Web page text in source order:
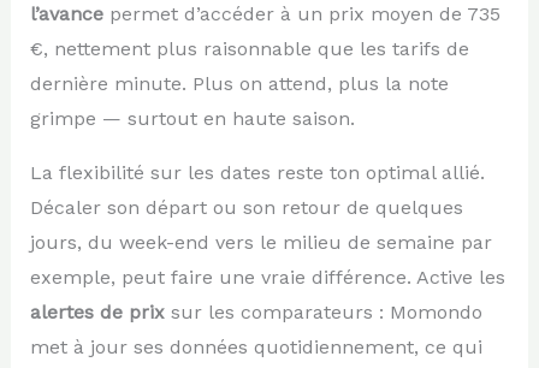
l’avancepermet d’accéder à un prix moyen de 735
€, nettement plus raisonnable que les tarifs de
dernière minute. Plus on attend, plus la note
grimpe — surtout en haute saison.
La flexibilité sur les dates reste ton optimal allié.
Décaler son départ ou son retour de quelques
jours, du week-end vers le milieu de semaine par
exemple, peut faire une vraie différence. Active les
alertes de prixsur les comparateurs : Momondo
met à jour ses données quotidiennement, ce qui